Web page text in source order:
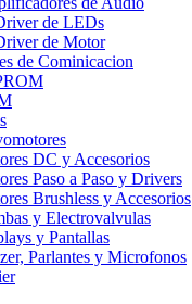
de LEDs
de Motor
de Cominicacion
DC y Accesorios
Paso a Paso y Drivers
Brushless y Accesorios
y Electrovalvulas
y Pantallas
Parlantes y Microfonos